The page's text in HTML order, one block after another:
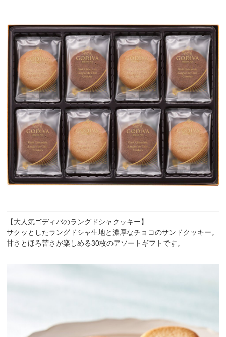
【大人気ゴディバのラングドシャクッキー】
サクッとしたラングドシャ生地と濃厚なチョコのサンドクッキー。
甘さとほろ苦さが楽しめる30枚のアソートギフトです。